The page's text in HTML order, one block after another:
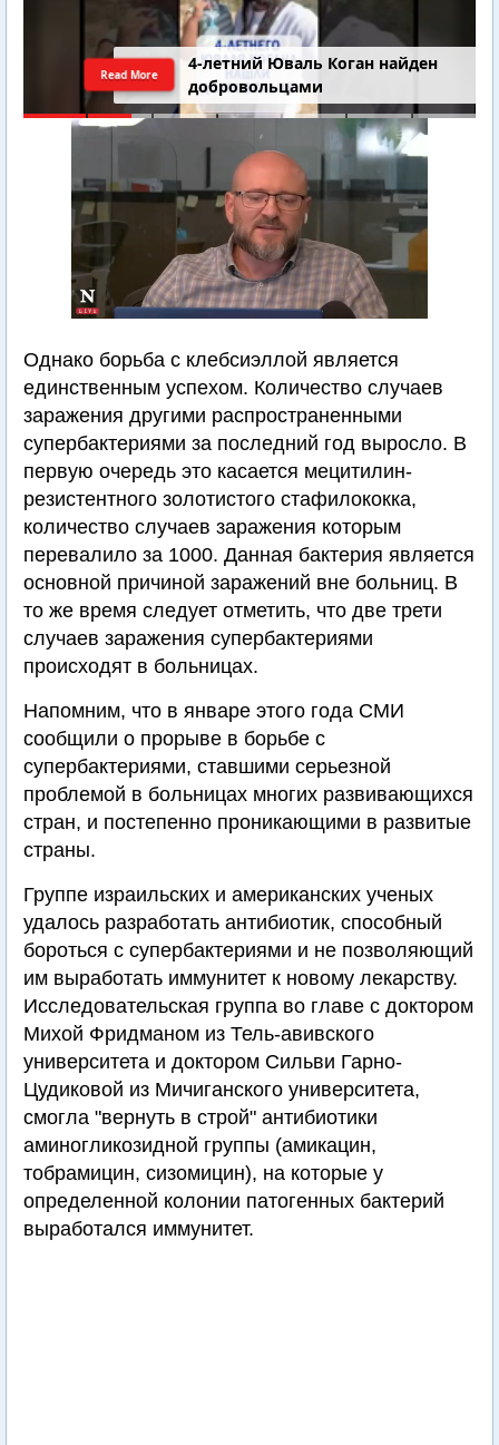
4-летний Юваль Коган найден
добровольцами
Read More
Однако борьба с клебсиэллой является
единственным успехом. Количество случаев
заражения другими распространенными
супербактериями за последний год выросло. В
первую очередь это касается мецитилин-
резистентного золотистого стафилококка,
количество случаев заражения которым
перевалило за 1000. Данная бактерия является
основной причиной заражений вне больниц. В
то же время следует отметить, что две трети
случаев заражения супербактериями
происходят в больницах.
Напомним, что в январе этого года СМИ
сообщили о прорыве в борьбе с
супербактериями, ставшими серьезной
проблемой в больницах многих развивающихся
стран, и постепенно проникающими в развитые
страны.
Группе израильских и американских ученых
удалось разработать антибиотик, способный
бороться с супербактериями и не позволяющий
им выработать иммунитет к новому лекарству.
Исследовательская группа во главе с доктором
Михой Фридманом из Тель-авивского
университета и доктором Сильви Гарно-
Цудиковой из Мичиганского университета,
смогла "вернуть в строй" антибиотики
аминогликозидной группы (амикацин,
тобрамицин, сизомицин), на которые у
определенной колонии патогенных бактерий
выработался иммунитет.